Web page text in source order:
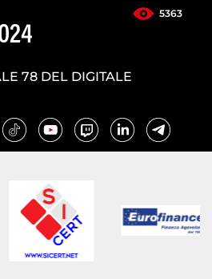
5363
78 DEL DIGITALE